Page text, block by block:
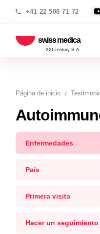
+41 22 508 71 72
swiss medica
XXI century S.A.
Página de inicio
Enfermedades
País
Primera visita
Hacer un seguimiento